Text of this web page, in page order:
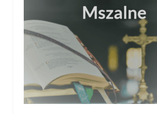
Wielki Piątek 2019
Wielki Czwartek 2019
Droga Krzyżowa w parafii św.
Apostoła w Częstochowie 2019
Imieniny Ks. Proboszcza 2019
Narodowy Dzień Pamięci